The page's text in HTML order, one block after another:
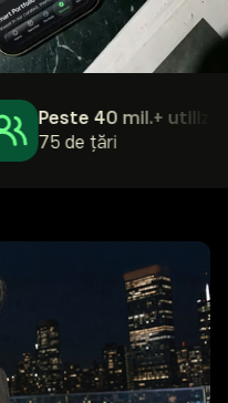
Peste 40 mil.+ utilizatori
75 de țări